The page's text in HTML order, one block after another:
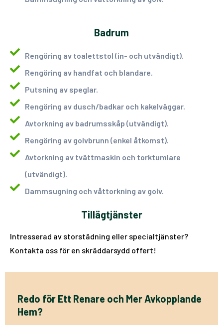
Redo för Ett Renare och Mer Avkopplande
Hem?
Badrum
Rengöring av toalettstol (in- och utvändigt).
Rengöring av handfat och blandare.
Putsning av speglar.
Rengöring av dusch/badkar och kakelväggar.
Avtorkning av badrumsskåp (utvändigt).
Rengöring av golvbrunn (enkel åtkomst).
Avtorkning av tvättmaskin och torktumlare
(utvändigt).
Dammsugning och våttorkning av golv.
Tillägtjänster
Intresserad av storstädning eller specialtjänster?
Kontakta oss för en skräddarsydd offert!